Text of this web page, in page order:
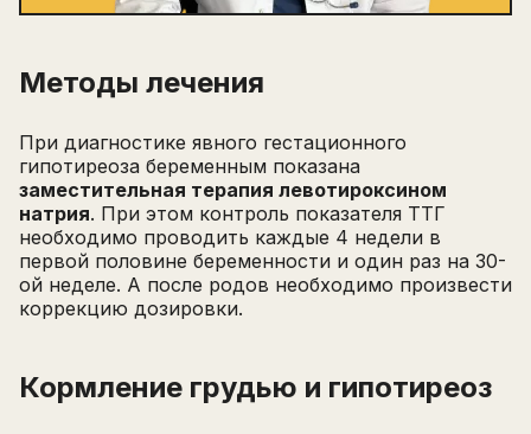
Методы лечения
При диагностике явного гестационного
гипотиреоза беременным показана
заместительная терапия левотироксином
натрия. При этом контроль показателя ТТГ
необходимо проводить каждые 4 недели в
первой половине беременности и один раз на 30-
ой неделе. А после родов необходимо произвести
коррекцию дозировки.
Кормление грудью и гипотиреоз